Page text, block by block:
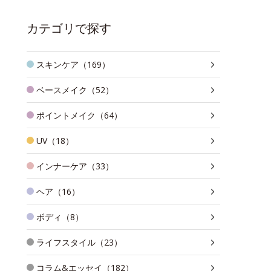
カテゴリで探す
スキンケア（169）
ベースメイク（52）
ポイントメイク（64）
UV（18）
インナーケア（33）
ヘア（16）
ボディ（8）
ライフスタイル（23）
コラム&エッセイ（182）